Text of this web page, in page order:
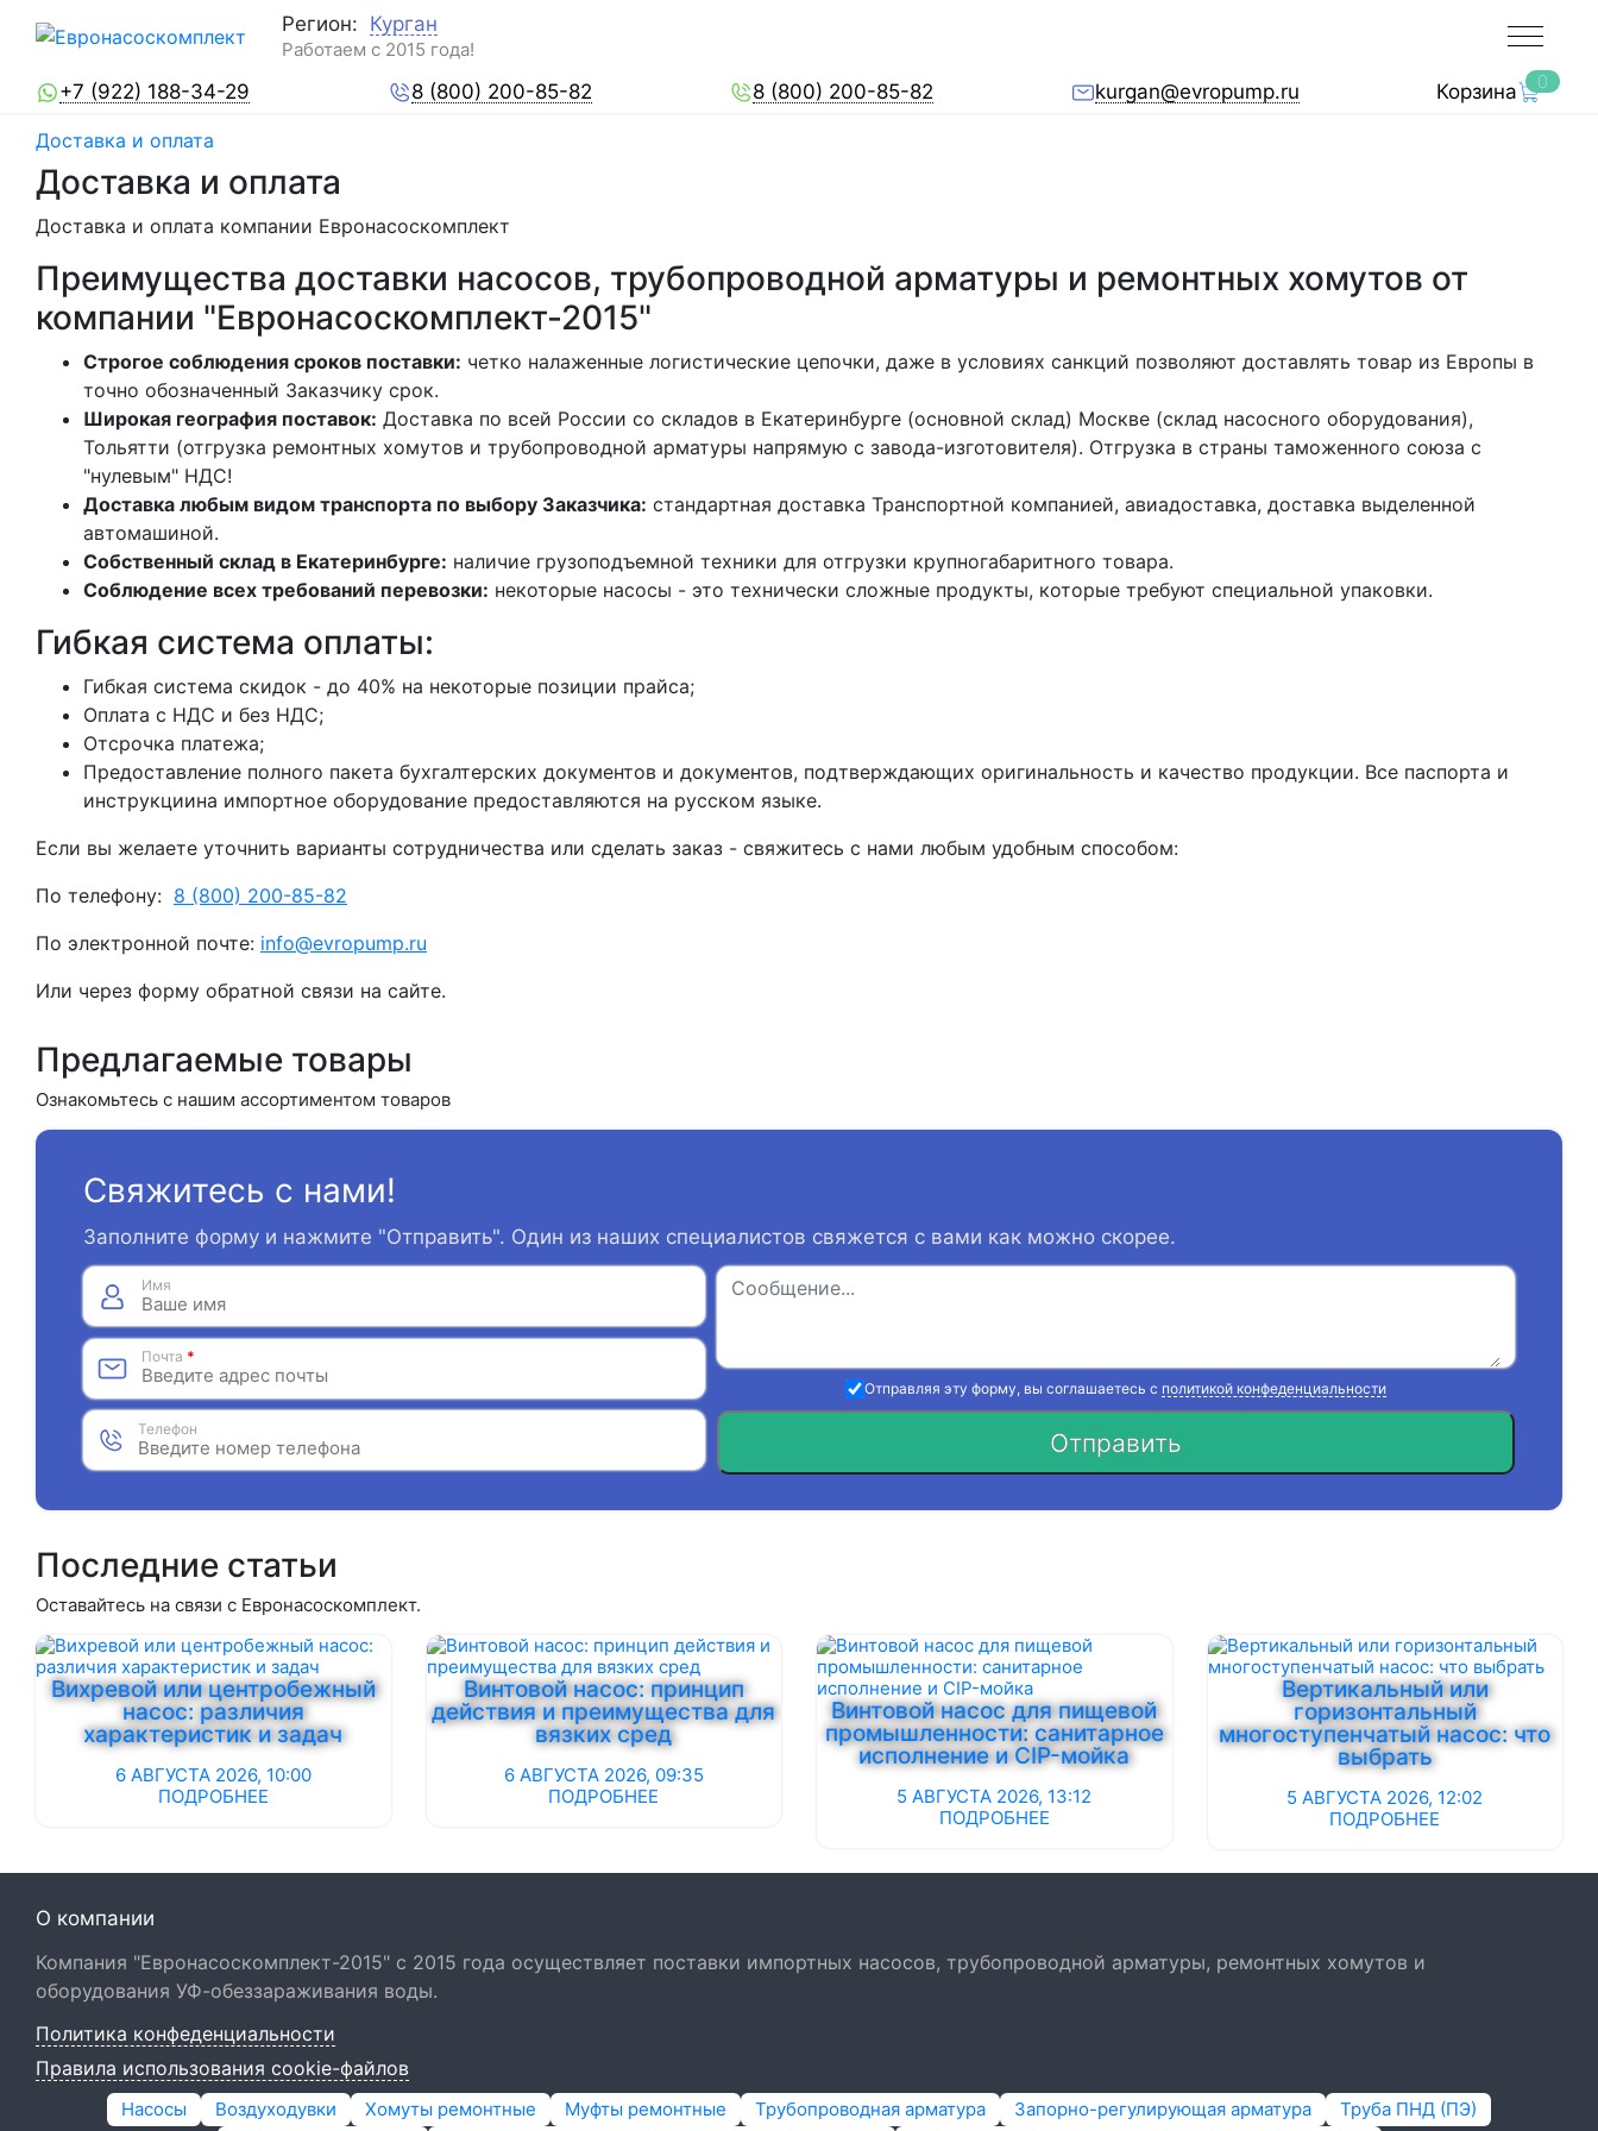
Регион: Курган
Работаем с 2015 года!
+7 (922) 188-34-29 8 (800) 200-85-82 8 (800) 200-85-82 kurgan@evropump.ru Корзина 0
Доставка и оплата
Доставка и оплата
Доставка и оплата компании Евронасоскомплект
Преимущества доставки насосов, трубопроводной арматуры и ремонтных хомутов от
компании "Евронасоскомплект-2015"
Строгое соблюдения сроков поставки: четко налаженные логистические цепочки, даже в условиях санкций позволяют доставлять товар из Европы в
точно обозначенный Заказчику срок.
Широкая география поставок: Доставка по всей России со складов в Екатеринбурге (основной склад) Москве (склад насосного оборудования),
Тольятти (отгрузка ремонтных хомутов и трубопроводной арматуры напрямую с завода-изготовителя). Отгрузка в страны таможенного союза с
"нулевым" НДС!
Доставка любым видом транспорта по выбору Заказчика: стандартная доставка Транспортной компанией, авиадоставка, доставка выделенной
автомашиной.
Собственный склад в Екатеринбурге: наличие грузоподъемной техники для отгрузки крупногабаритного товара.
Соблюдение всех требований перевозки: некоторые насосы - это технически сложные продукты, которые требуют специальной упаковки.
Гибкая система оплаты:
Гибкая система скидок - до 40% на некоторые позиции прайса;
Оплата с НДС и без НДС;
Отсрочка платежа;
Предоставление полного пакета бухгалтерских документов и документов, подтверждающих оригинальность и качество продукции. Все паспорта и
инструкциина импортное оборудование предоставляются на русском языке.
Если вы желаете уточнить варианты сотрудничества или сделать заказ - свяжитесь с нами любым удобным способом:
По телефону: 8 (800) 200-85-82
По электронной почте: info@evropump.ru
Или через форму обратной связи на сайте.
Предлагаемые товары
Ознакомьтесь с нашим ассортиментом товаров
Свяжитесь с нами!
Заполните форму и нажмите "Отправить". Один из наших специалистов свяжется с вами как можно скорее.
Имя
Почта *
Телефон
Отправляя эту форму, вы соглашаетесь с политикой конфеденциальности
Отправить
Последние статьи
Оставайтесь на связи с Евронасоскомплект.
Вихревой или центробежный
насос: различия
характеристик и задач
6 АВГУСТА 2026, 10:00
ПОДРОБНЕЕ
Винтовой насос: принцип
действия и преимущества для
вязких сред
6 АВГУСТА 2026, 09:35
ПОДРОБНЕЕ
Винтовой насос для пищевой
промышленности: санитарное
исполнение и CIP-мойка
5 АВГУСТА 2026, 13:12
ПОДРОБНЕЕ
Вертикальный или
горизонтальный
многоступенчатый насос: что
выбрать
5 АВГУСТА 2026, 12:02
ПОДРОБНЕЕ
О компании
Компания "Евронасоскомплект-2015" с 2015 года осуществляет поставки импортных насосов, трубопроводной арматуры, ремонтных хомутов и
оборудования УФ-обеззараживания воды.
Политика конфеденциальности
Правила использования cookie-файлов
Насосы Воздуходувки Хомуты ремонтные Муфты ремонтные Трубопроводная арматура Запорно-регулирующая арматура Труба ПНД (ПЭ)